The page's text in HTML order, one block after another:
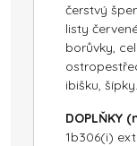
čerstvý
listy
borůvky,
ibišku, šípky.
DOPLŇKY
1b306(i)